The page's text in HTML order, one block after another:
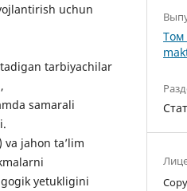
uchun
tarbiyachilar
samarali
va jahon ta’lim
yetukligini
Том